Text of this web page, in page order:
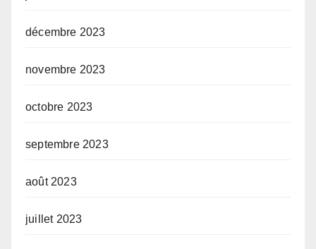
décembre 2023
novembre 2023
octobre 2023
septembre 2023
août 2023
juillet 2023